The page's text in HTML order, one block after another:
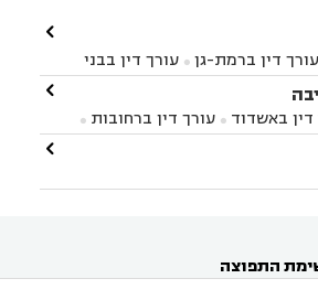
עורך דין ברמת-גן 
עורך דין בבני
עורך דין בראשון לציון
דין בנס ציונה
עורך דין בחולון
עורך

דין באשדוד  עורך דין ברחובות 
עורך דין במודיעין
עורך דין


התפוצה